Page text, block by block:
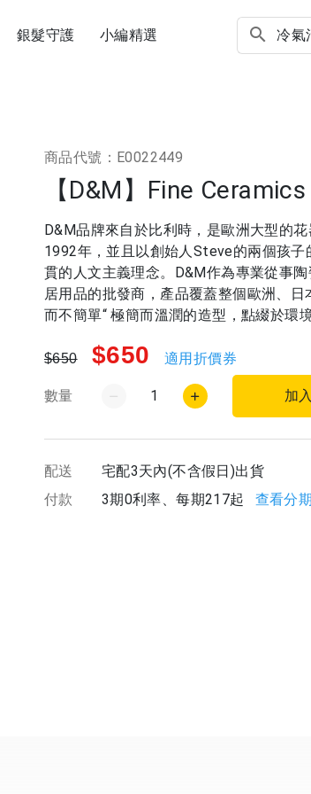
銀髮守護 小編精選
商品代號：E0022449
【D&M】Fine
D&M品牌來自於比利時，是歐洲大型的
1992年，並且以創始人Steve的兩個孩
貫的人文主義理念。D&M作為專業從事
居用品的批發商，產品覆蓋整個歐洲、
而不簡單“ 極簡而溫潤的造型，點綴於環
$650 $650 適用折價券
數量 1 加
配送
宅配3天內(不含假日)出貨
付款
3期0利率、每期217起 查看分